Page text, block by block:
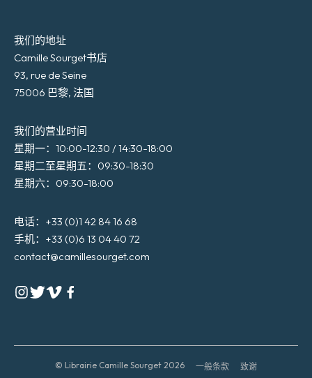
我们的地址
Camille Sourget书店
93, rue de Seine
75006 巴黎, 法国
我们的营业时间
星期一：10:00-12:30 / 14:30-18:00
星期二至星期五：09:30-18:30
星期六：09:30-18:00
电话：+33 (0)1 42 84 16 68
手机：+33 (0)6 13 04 40 72
contact@camillesourget.com
© Librairie Camille Sourget 2026 一般条款 致谢